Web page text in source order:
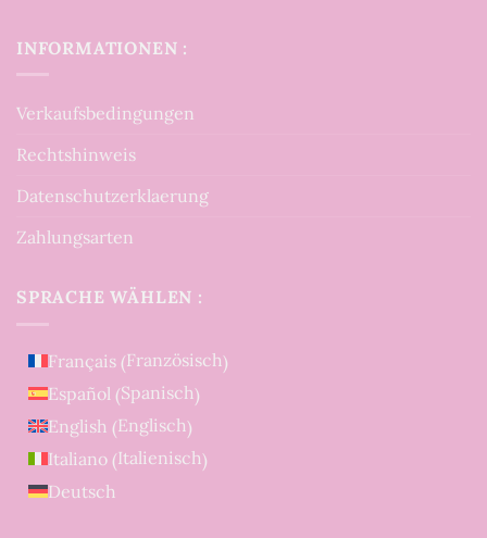
INFORMATIONEN :
Verkaufsbedingungen
Rechtshinweis
Datenschutzerklaerung
Zahlungsarten
SPRACHE WÄHLEN :
Français (Französisch)
Español (Spanisch)
English (Englisch)
Italiano (Italienisch)
Deutsch